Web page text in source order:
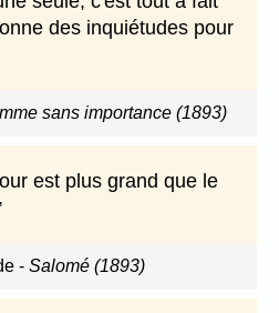
des inquiétudes pour
sans importance (1893)
est plus grand que le
- Salomé (1893)